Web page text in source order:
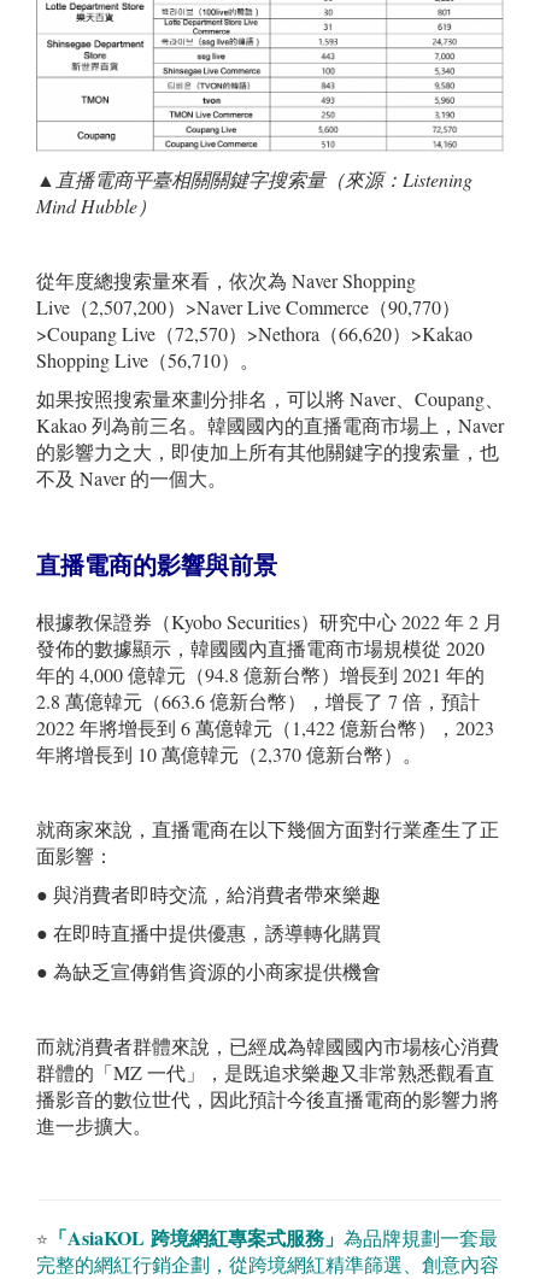
▲直播電商平臺相關關鍵字搜索量（來源： Listening
Mind Hubble）
從年度總搜索量來看，依次為 Naver Shopping
Live（2,507,200）>Naver Live Commerce（90,770）
>Coupang Live（72,570）>Nethora（66,620）>Kakao
Shopping Live（56,710）。
如果按照搜索量來劃分排名，可以將 Naver、Coupang、
Kakao 列為前三名。韓國國內的直播電商市場上，Naver
的影響力之大，即使加上所有其他關鍵字的搜索量，也
不及 Naver 的一個大。
直播電商的影響與前景
根據教保證券（Kyobo Securities）研究中心 2022 年 2 月
發佈的數據顯示，韓國國內直播電商市場規模從 2020
年的 4,000 億韓元（94.8 億新台幣）增長到 2021 年的
2.8 萬億韓元（663.6 億新台幣），增長了 7 倍，預計
2022 年將增長到 6 萬億韓元（1,422 億新台幣），2023
年將增長到 10 萬億韓元（2,370 億新台幣）。
就商家來說，直播電商在以下幾個方面對行業產生了正
面影響：
● 與消費者即時交流，給消費者帶來樂趣
● 在即時直播中提供優惠，誘導轉化購買
● 為缺乏宣傳銷售資源的小商家提供機會
而就消費者群體來說，已經成為韓國國內市場核心消費
群體的「MZ 一代」，是既追求樂趣又非常熟悉觀看直
播影音的數位世代，因此預計今後直播電商的影響力將
進一步擴大。
⭐ 「 AsiaKOL 跨境網紅專案式服務 」 為品牌規劃一套最
完整的網紅行銷企劃，從跨境網紅精準篩選、創意內容